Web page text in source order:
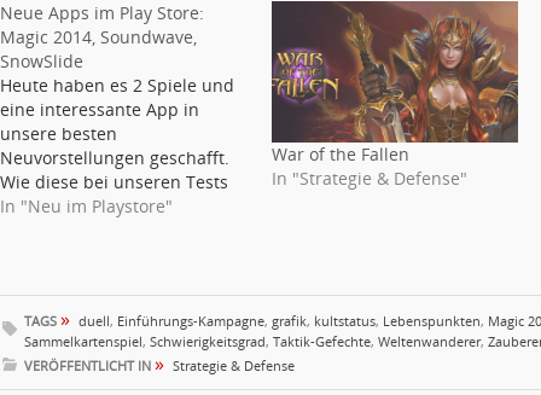
Neue Apps im Play Store:
Magic 2014, Soundwave,
SnowSlide
Heute haben es 2 Spiele und
eine interessante App in
unsere besten
Neuvorstellungen geschafft.
Wie diese bei unseren Tests
abgeschnitten haben erfährst
unter Fans absoluten
Kultstatus genießt. Mit Magic
2014 gibt es die virtuelle
Variante mit dem Beinamen
In "Neu im Playstore"
War of the Fallen
In "Strategie & Defense"
TAGS » duell, Einführungs-Kampagne, grafik, kultstatus, Lebenspunkten, Magic
Sammelkartenspiel, Schwierigkeitsgrad, Taktik-Gefechte, Weltenwanderer,
VERÖFFENTLICHT IN » Strategie & Defense